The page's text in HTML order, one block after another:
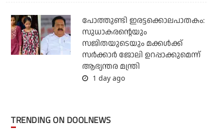
പോത്തുണ്ടി ഇരട്ടക്കൊലപാതകം:
സുധാകരന്റെയും
സജിതയുടെയും മക്കള്‍ക്ക്
സര്‍ക്കാര്‍ ജോലി ഉറപ്പാക്കുമെന്ന്
ആഭ്യന്തര മന്ത്രി
1 day ago
TRENDING ON DOOLNEWS